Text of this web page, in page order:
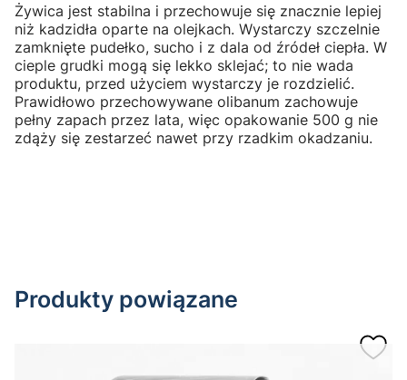
Żywica jest stabilna i przechowuje się znacznie lepiej
niż kadzidła oparte na olejkach. Wystarczy szczelnie
zamknięte pudełko, sucho i z dala od źródeł ciepła. W
cieple grudki mogą się lekko sklejać; to nie wada
produktu, przed użyciem wystarczy je rozdzielić.
Prawidłowo przechowywane olibanum zachowuje
pełny zapach przez lata, więc opakowanie 500 g nie
zdąży się zestarzeć nawet przy rzadkim okadzaniu.
Produkty powiązane